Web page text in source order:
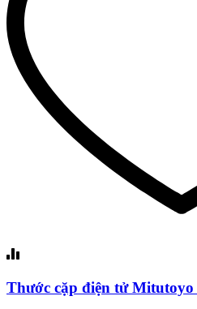
Thước cặp điện tử Mitutoyo